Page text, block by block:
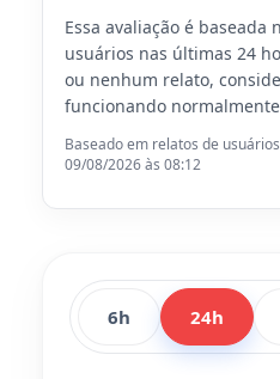
Essa avaliação é
usuários nas últimas 24
ou nenhum relato,
funcionando
Baseado em relatos de
09/08/2026 às 08:12
6h 24h